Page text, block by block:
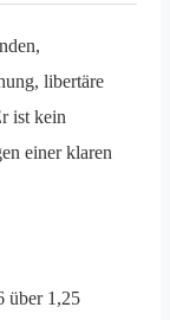
libertäre
ist kein
einer klaren
über 1,25